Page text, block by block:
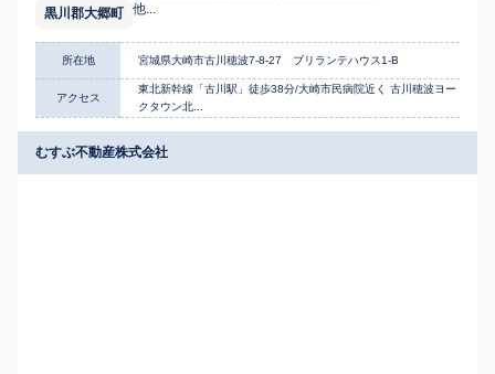
黒川郡大郷町 他...
所在地 宮城県大崎市古川穂波7-8-27 ブリランテハウス1-B
アクセス
東北新幹線「古川駅」徒歩38分/大崎市民病院近く 古川穂波ヨー
クタウン北...
むすぶ不動産株式会社